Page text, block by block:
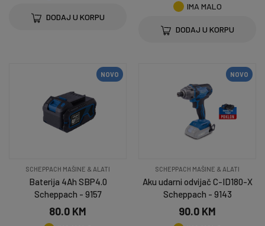
DODAJ U KORPU
IMA MALO
DODAJ U KORPU
NOVO
SCHEPPACH MAŠINE & ALATI
Baterija 4Ah SBP4.0
Scheppach - 9157
80.0 KM
NOVO
SCHEPPACH MAŠINE & ALATI
Aku udarni odvijač C-ID180-X
Scheppach - 9143
90.0 KM